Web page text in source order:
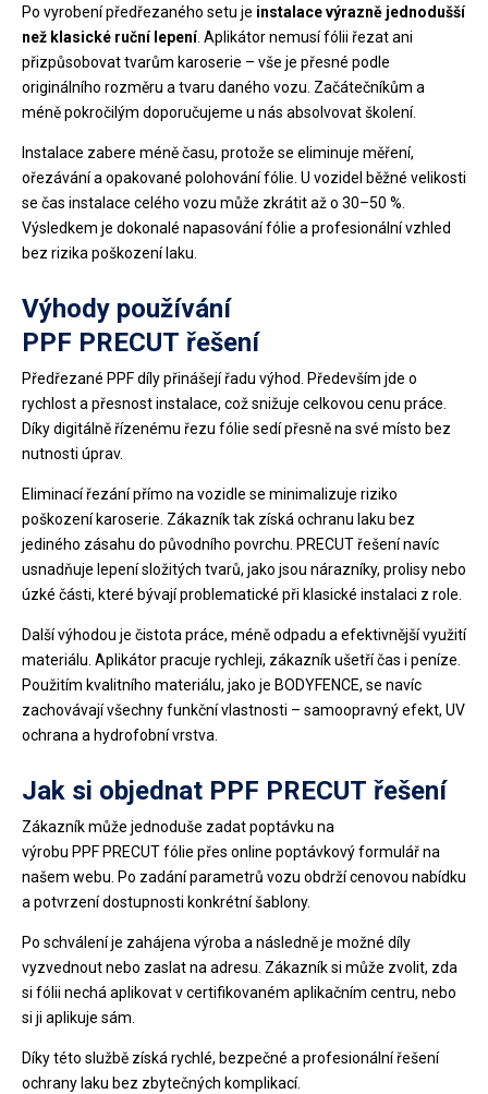
Po vyrobení předřezaného setu je instalace výrazně jednodušší
než klasické ruční lepení. Aplikátor nemusí fólii řezat ani
přizpůsobovat tvarům karoserie – vše je přesné podle
originálního rozměru a tvaru daného vozu. Začátečníkům a
méně pokročilým doporučujeme u nás absolvovat školení.
Instalace zabere méně času, protože se eliminuje měření,
ořezávání a opakované polohování fólie. U vozidel běžné velikosti
se čas instalace celého vozu může zkrátit až o 30–50 %.
Výsledkem je dokonalé napasování fólie a profesionální vzhled
bez rizika poškození laku.
Výhody používání
PPF PRECUT řešení
Předřezané PPF díly přinášejí řadu výhod. Především jde o
rychlost a přesnost instalace, což snižuje celkovou cenu práce.
Díky digitálně řízenému řezu fólie sedí přesně na své místo bez
nutnosti úprav.
Eliminací řezání přímo na vozidle se minimalizuje riziko
poškození karoserie. Zákazník tak získá ochranu laku bez
jediného zásahu do původního povrchu. PRECUT řešení navíc
usnadňuje lepení složitých tvarů, jako jsou nárazníky, prolisy nebo
úzké části, které bývají problematické při klasické instalaci z role.
Další výhodou je čistota práce, méně odpadu a efektivnější využití
materiálu. Aplikátor pracuje rychleji, zákazník ušetří čas i peníze.
Použitím kvalitního materiálu, jako je BODYFENCE, se navíc
zachovávají všechny funkční vlastnosti – samoopravný efekt, UV
ochrana a hydrofobní vrstva.
Jak si objednat PPF PRECUT řešení
Zákazník může jednoduše zadat poptávku na
výrobu PPF PRECUT fólie přes online poptávkový formulář na
našem webu. Po zadání parametrů vozu obdrží cenovou nabídku
a potvrzení dostupnosti konkrétní šablony.
Po schválení je zahájena výroba a následně je možné díly
vyzvednout nebo zaslat na adresu. Zákazník si může zvolit, zda
si fólii nechá aplikovat v certifikovaném aplikačním centru, nebo
si ji aplikuje sám.
Díky této službě získá rychlé, bezpečné a profesionální řešení
ochrany laku bez zbytečných komplikací.